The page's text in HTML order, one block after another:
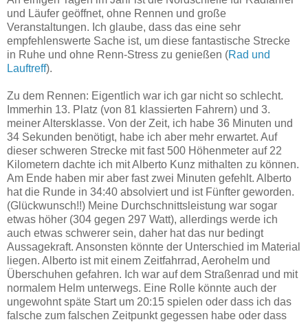
und Läufer geöffnet, ohne Rennen und große
Veranstaltungen. Ich glaube, dass das eine sehr
empfehlenswerte Sache ist, um diese fantastische Strecke
in Ruhe und ohne Renn-Stress zu genießen (Rad und
Lauftreff).
Zu dem Rennen: Eigentlich war ich gar nicht so schlecht.
Immerhin 13. Platz (von 81 klassierten Fahrern) und 3.
meiner Altersklasse. Von der Zeit, ich habe 36 Minuten und
34 Sekunden benötigt, habe ich aber mehr erwartet. Auf
dieser schweren Strecke mit fast 500 Höhenmeter auf 22
Kilometern dachte ich mit Alberto Kunz mithalten zu können.
Am Ende haben mir aber fast zwei Minuten gefehlt. Alberto
hat die Runde in 34:40 absolviert und ist Fünfter geworden.
(Glückwunsch!!) Meine Durchschnittsleistung war sogar
etwas höher (304 gegen 297 Watt), allerdings werde ich
auch etwas schwerer sein, daher hat das nur bedingt
Aussagekraft. Ansonsten könnte der Unterschied im Material
liegen. Alberto ist mit einem Zeitfahrrad, Aerohelm und
Überschuhen gefahren. Ich war auf dem Straßenrad und mit
normalem Helm unterwegs. Eine Rolle könnte auch der
ungewohnt späte Start um 20:15 spielen oder dass ich das
falsche zum falschen Zeitpunkt gegessen habe oder dass